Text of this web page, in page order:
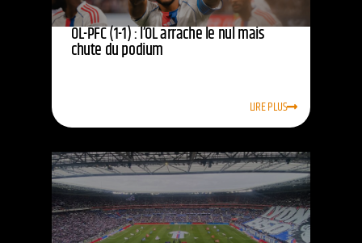
OL-PFC (1-1) : l’OL arrache le nul mais
chute du podium
LIRE PLUS